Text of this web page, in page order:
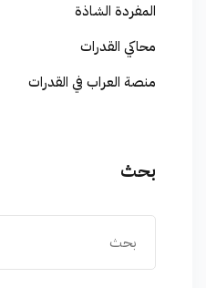
المفردة الشاذة
محاكي القدرات
منصة العراب في القدرات
بحث